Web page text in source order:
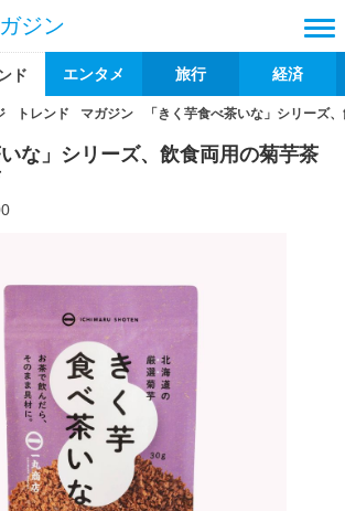
ジン
ド エンタメ 旅行 経済
トレンド マガジン 「きく芋食べ茶いな」シリーズ
いな」シリーズ、飲食両用の菊芋茶